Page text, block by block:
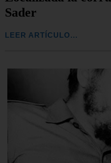
Sader
LEER ARTÍCULO...